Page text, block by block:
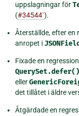
uppslagningar för
(#34544`).
Återställde, efter en
anropet iJSONField
Fixade en
QuerySet.defer()
eller
det tillåtet i äldre
Åtgärdade en